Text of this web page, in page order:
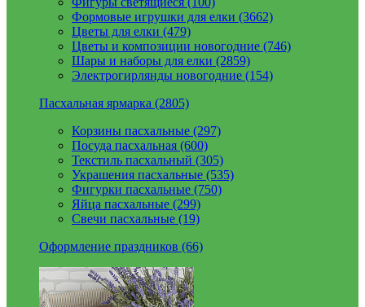
Формовые игрушки для елки (3662)
Цветы для елки (479)
Цветы и композиции новогодние (746)
Шары и наборы для елки (2859)
Электрогирлянды новогодние (154)
Пасхальная ярмарка (2805)
Корзины пасхальные (297)
Посуда пасхальная (600)
Текстиль пасхальный (305)
Украшения пасхальные (535)
Фигурки пасхальные (750)
Яйца пасхальные (299)
Свечи пасхальные (19)
Оформление праздников (66)